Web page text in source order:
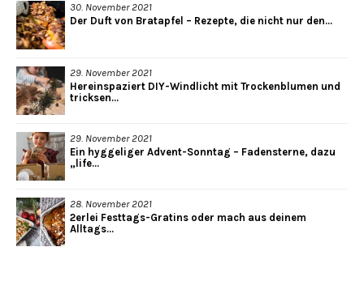
30. November 2021
Der Duft von Bratapfel – Rezepte, die nicht nur den...
29. November 2021
Hereinspaziert DIY-Windlicht mit Trockenblumen und
tricksen...
29. November 2021
Ein hyggeliger Advent-Sonntag – Fadensterne, dazu
„life...
28. November 2021
2erlei Festtags-Gratins oder mach aus deinem
Alltags...